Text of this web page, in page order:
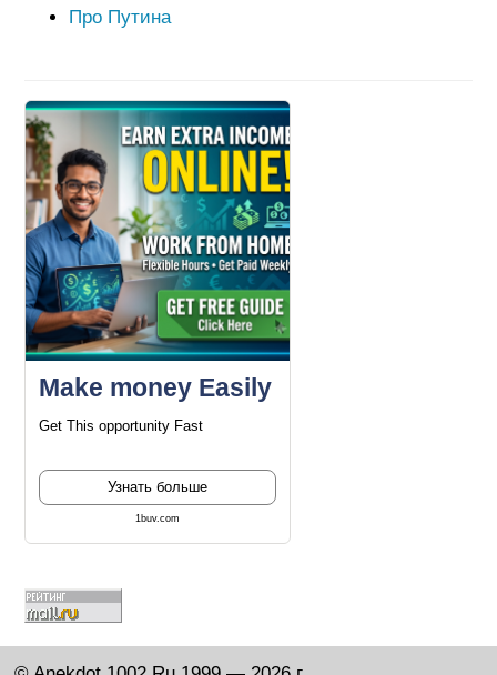
Про Путина
Make money Easily
Get This opportunity Fast
Узнать больше
1buv.com